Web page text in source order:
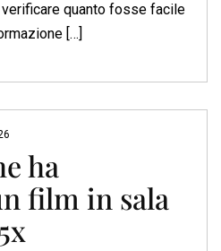
quanto fosse facile
[…]
ha
film in sala